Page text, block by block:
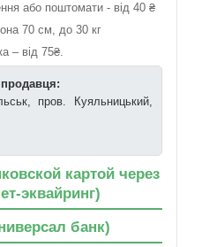
або поштомати - від 40 ₴
70 см, до 30 кг
– від 75₴.
продавця:
пров. Куяльницький,
картой через
эквайринг)
банк)